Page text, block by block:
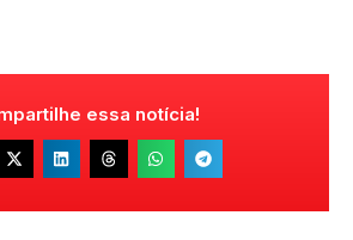
essa notícia!